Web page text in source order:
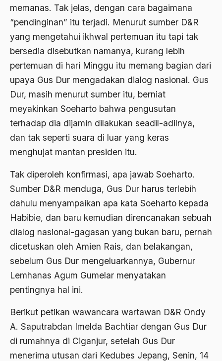
memanas. Tak jelas, dengan cara bagaimana
“pendinginan” itu terjadi. Menurut sumber D&R
yang mengetahui ikhwal pertemuan itu tapi tak
bersedia disebutkan namanya, kurang lebih
pertemuan di hari Minggu itu memang bagian dari
upaya Gus Dur mengadakan dialog nasional. Gus
Dur, masih menurut sumber itu, berniat
meyakinkan Soeharto bahwa pengusutan
terhadap dia dijamin dilakukan seadil-adilnya,
dan tak seperti suara di luar yang keras
menghujat mantan presiden itu.
Tak diperoleh konfirmasi, apa jawab Soeharto.
Sumber D&R menduga, Gus Dur harus terlebih
dahulu menyampaikan apa kata Soeharto kepada
Habibie, dan baru kemudian direncanakan sebuah
dialog nasional-gagasan yang bukan baru, pernah
dicetuskan oleh Amien Rais, dan belakangan,
sebelum Gus Dur mengeluarkannya, Gubernur
Lemhanas Agum Gumelar menyatakan
pentingnya hal ini.
Berikut petikan wawancara wartawan D&R Ondy
A. Saputrabdan Imelda Bachtiar dengan Gus Dur
di rumahnya di Ciganjur, setelah Gus Dur
menerima utusan dari Kedubes Jepang, Senin, 14
1997
1996
1995
1994
1993
1992
1991
1990
1989
1988
1987
1986
1985
1984
1982
1981
1980
1979
Abu Zayd
Aceh
Ad-daulah
Adagium
Adaptif Islam
Adat dan Syari'at
Adat Ngada
Adat Pra-Islam
Adat Siri
Adil dan Makmur
Adipati Unus
Adnan Buyung Nasution
Adopsi
Adu Pinalti
Advisors
Aera-Europa